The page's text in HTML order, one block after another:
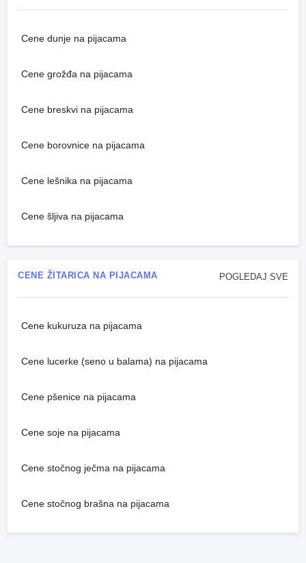
Cene dunje na pijacama
Cene grožđa na pijacama
Cene breskvi na pijacama
Cene borovnice na pijacama
Cene lešnika na pijacama
Cene šljiva na pijacama
POGLEDAJ SVE
CENE ŽITARICA NA PIJACAMA
Cene kukuruza na pijacama
Cene lucerke (seno u balama) na pijacama
Cene pšenice na pijacama
Cene soje na pijacama
Cene stočnog ječma na pijacama
Cene stočnog brašna na pijacama